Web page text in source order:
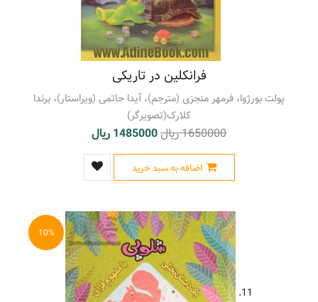
فرانکلین در تاریکی
پولت بورژوا، فرمهر منجزی (مترجم)، آیدا حاتمی (ویراستار)، برندا
کلارک(تصویرگر)
1650000 ریال 1485000 ریال
اضافه به سبد خرید
10%
11.